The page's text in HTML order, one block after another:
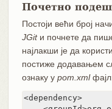
Почетно
Постоји већи број
JGitи почнете да
најлакши је да
постиже додавањем
ознаку у pom.xml
<dependency>